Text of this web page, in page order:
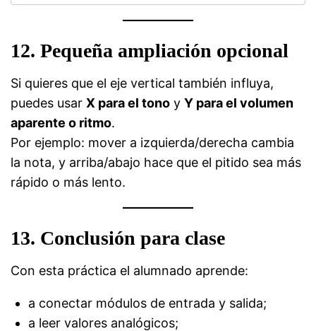
12. Pequeña ampliación opcional
Si quieres que el eje vertical también influya,
puedes usar X para el tono y Y para el volumen
aparente o ritmo.
Por ejemplo: mover a izquierda/derecha cambia
la nota, y arriba/abajo hace que el pitido sea más
rápido o más lento.
13. Conclusión para clase
Con esta práctica el alumnado aprende:
a conectar módulos de entrada y salida;
a leer valores analógicos;